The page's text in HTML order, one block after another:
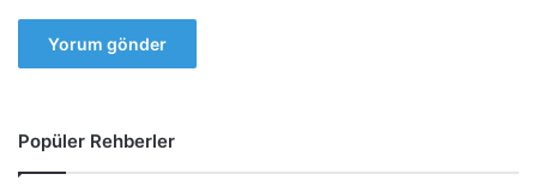
Popüler Rehberler